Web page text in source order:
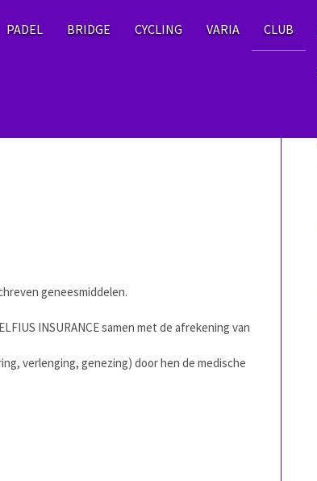
PADEL BRIDGE CYCLING VARIA CLUB
geneesmiddelen.
INSURANCE samen met de afrekening van
verlenging, genezing) door hen de medische